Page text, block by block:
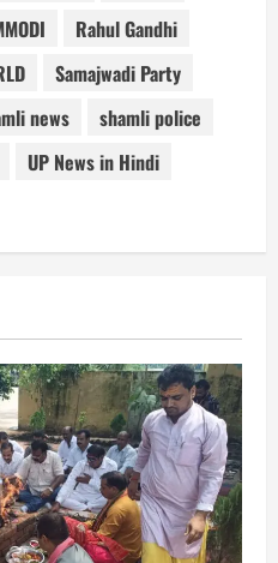
Rahul Gandhi
Samajwadi Party
news
shamli police
UP News in Hindi